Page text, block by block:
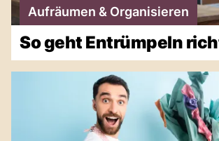
Aufräumen & Organisieren
So geht Entrümpeln